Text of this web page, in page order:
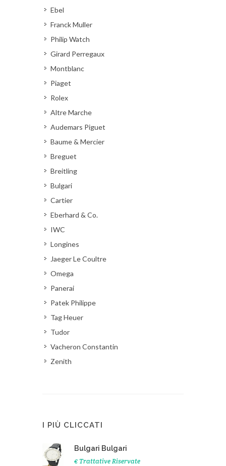
Ebel
Franck Muller
Philip Watch
Girard Perregaux
Montblanc
Piaget
Rolex
Altre Marche
Audemars Piguet
Baume & Mercier
Breguet
Breitling
Bulgari
Cartier
Eberhard & Co.
IWC
Longines
Jaeger Le Coultre
Omega
Panerai
Patek Philippe
Tag Heuer
Tudor
Vacheron Constantin
Zenith
I PIÙ CLICCATI
Bulgari Bulgari
€ Trattative Riservate